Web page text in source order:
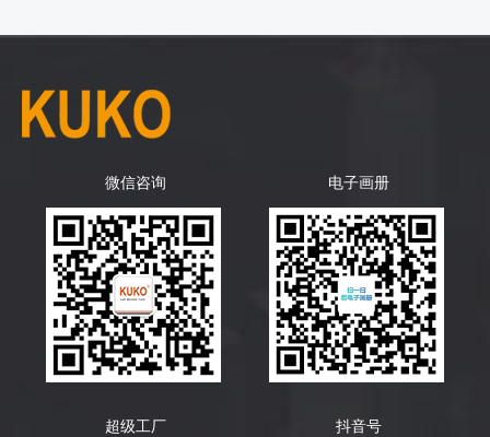
微信咨询 电子画册
超级工厂 抖音号